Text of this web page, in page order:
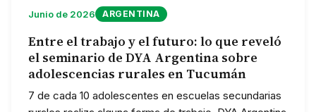
Junio de 2026 ARGENTINA
Entre el trabajo y el futuro: lo que reveló
el seminario de DYA Argentina sobre
adolescencias rurales en Tucumán
7 de cada 10 adolescentes en escuelas secundarias